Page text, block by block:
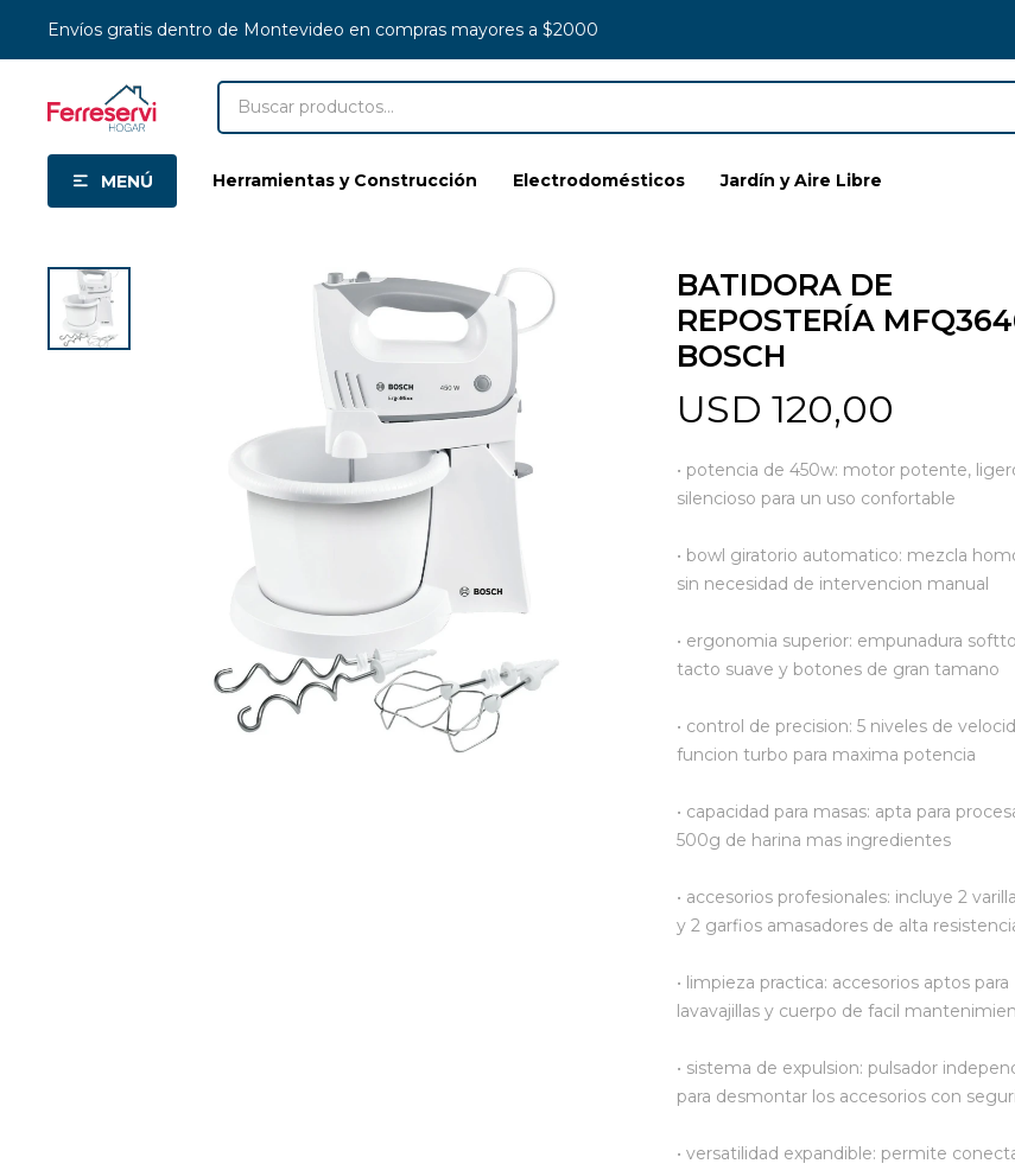
MENÚ Herramientas y Construcción Electrodomésticos Jardín y Aire Libre
Envíos gratis dentro de Montevideo en compras mayores a $2000
BATIDORA DE
REPOSTERÍA
BOSCH
USD 120,00
• potencia de 450w: motor potente,
silencioso para un uso confortable
• bowl giratorio automatico: mezcla
sin necesidad de intervencion manual
• ergonomia superior: empunadura
tacto suave y botones de gran tamano
• control de precision: 5 niveles de
funcion turbo para maxima potencia
• capacidad para masas: apta para
500g de harina mas ingredientes
• accesorios profesionales: incluye 2
y 2 garfios amasadores de alta
• limpieza practica: accesorios aptos para
lavavajillas y cuerpo de facil
• sistema de expulsion: pulsador
para desmontar los accesorios con
• versatilidad expandible: permite